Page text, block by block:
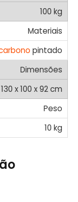
100 kg
Materiais
pintado
Dimensões
130 x 100 x 92 cm
Peso
10 kg